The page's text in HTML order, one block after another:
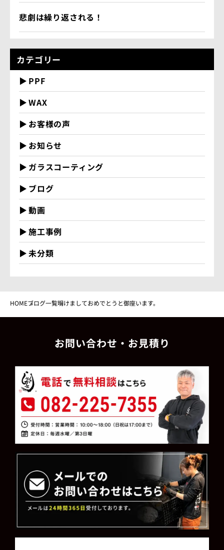
悲劇は繰り返される！
カテゴリー
PPF
WAX
お客様の声
お知らせ
ガラスコーティング
ブログ
動画
施工事例
未分類
HOMEブログ一覧明けましておめでとうと御座います。
お問い合わせ・お見積り